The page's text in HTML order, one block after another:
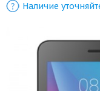
Наличие